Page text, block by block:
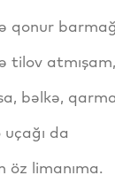
qonur
tilov atmışam,
bəlkə,
da
öz limanıma.